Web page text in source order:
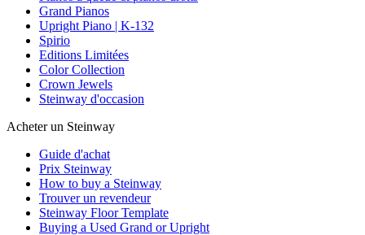
Grand Pianos
Upright Piano | K-132
Spirio
Editions Limitées
Color Collection
Crown Jewels
Steinway d'occasion
Acheter un Steinway
Guide d'achat
Prix Steinway
How to buy a Steinway
Trouver un revendeur
Steinway Floor Template
Buying a Used Grand or Upright